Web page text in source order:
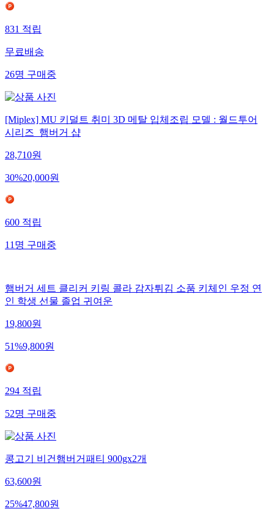
831적립
무료배송
26명구매중
[Miplex] MU 키덜트 취미 3D 메탈 입체조립 모델 : 월드투어
시리즈_햄버거 샵
28,710원
30%20,000원
600적립
11명구매중
햄버거 세트 클리커 키링 콜라 감자튀김 소품 키체인 우정 연
인 학생 선물 졸업 귀여운
19,800원
51%9,800원
294적립
52명구매중
콩고기 비건햄버거패티 900gx2개
63,600원
25%47,800원